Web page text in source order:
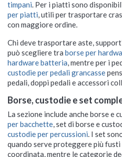
timpani . Per i piatti sono
per piatti , utili per trasportare
con maggiore ordine.
Chi deve trasportare aste,
può scegliere tra borse per
hardware batteria , mentre per i
custodie per pedali grancasse
pedali, doppi pedali e accessori
Borse, custodie e set
La sezione include ancheborse e
per bacchette set di borse e
custodie per percussioni . I set
quando serve proteggere più fusti
coordinata, mentre le categorie